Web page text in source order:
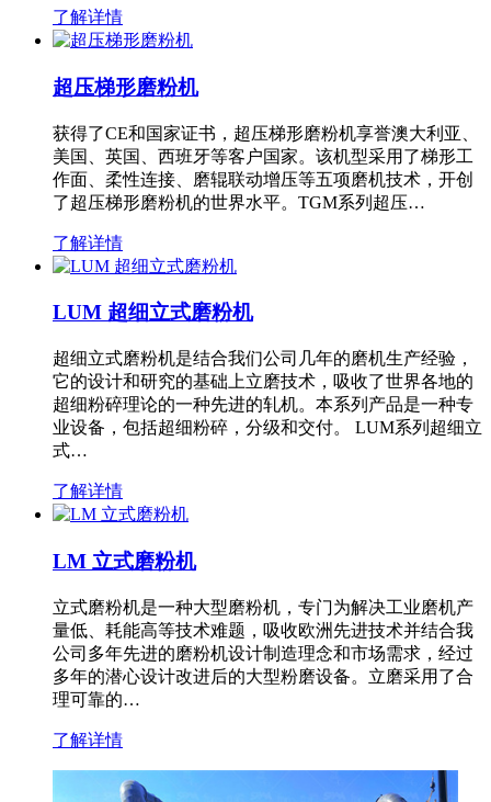
了解详情
超压梯形磨粉机
获得了CE和国家证书，超压梯形磨粉机享誉澳大利亚、
美国、英国、西班牙等客户国家。该机型采用了梯形工
作面、柔性连接、磨辊联动增压等五项磨机技术，开创
了超压梯形磨粉机的世界水平。TGM系列超压…
了解详情
LUM 超细立式磨粉机
超细立式磨粉机是结合我们公司几年的磨机生产经验，
它的设计和研究的基础上立磨技术，吸收了世界各地的
超细粉碎理论的一种先进的轧机。本系列产品是一种专
业设备，包括超细粉碎，分级和交付。 LUM系列超细立
式…
了解详情
LM 立式磨粉机
立式磨粉机是一种大型磨粉机，专门为解决工业磨机产
量低、耗能高等技术难题，吸收欧洲先进技术并结合我
公司多年先进的磨粉机设计制造理念和市场需求，经过
多年的潜心设计改进后的大型粉磨设备。立磨采用了合
理可靠的…
了解详情